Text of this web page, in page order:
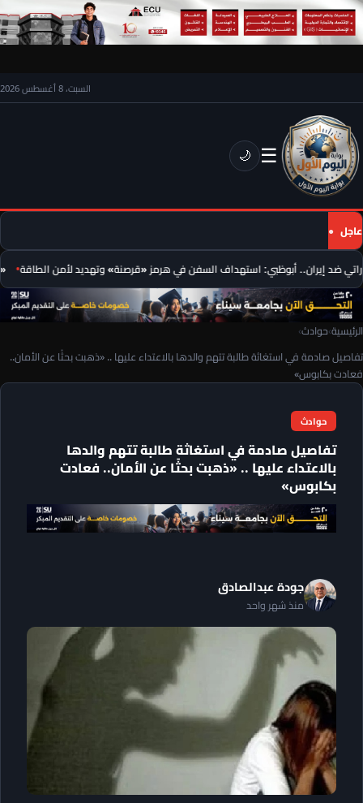
السبت، 8 أغسطس 2026
☰
🌙
عاجل
ضد إيران.. أبوظبي: استهداف السفن في هرمز «قرصنة» وتهديد لأمن الطاقة
الرئيسية›حوادث›
تفاصيل صادمة في استغاثة طالبة تتهم والدها بالاعتداء عليها .. «ذهبت بحثًا عن الأمان..
فعادت بكابوس»
حوادث
تفاصيل صادمة في استغاثة طالبة تتهم والدها
بالاعتداء عليها .. «ذهبت بحثًا عن الأمان.. فعادت
بكابوس»
جودة عبدالصادق
منذ شهر واحد